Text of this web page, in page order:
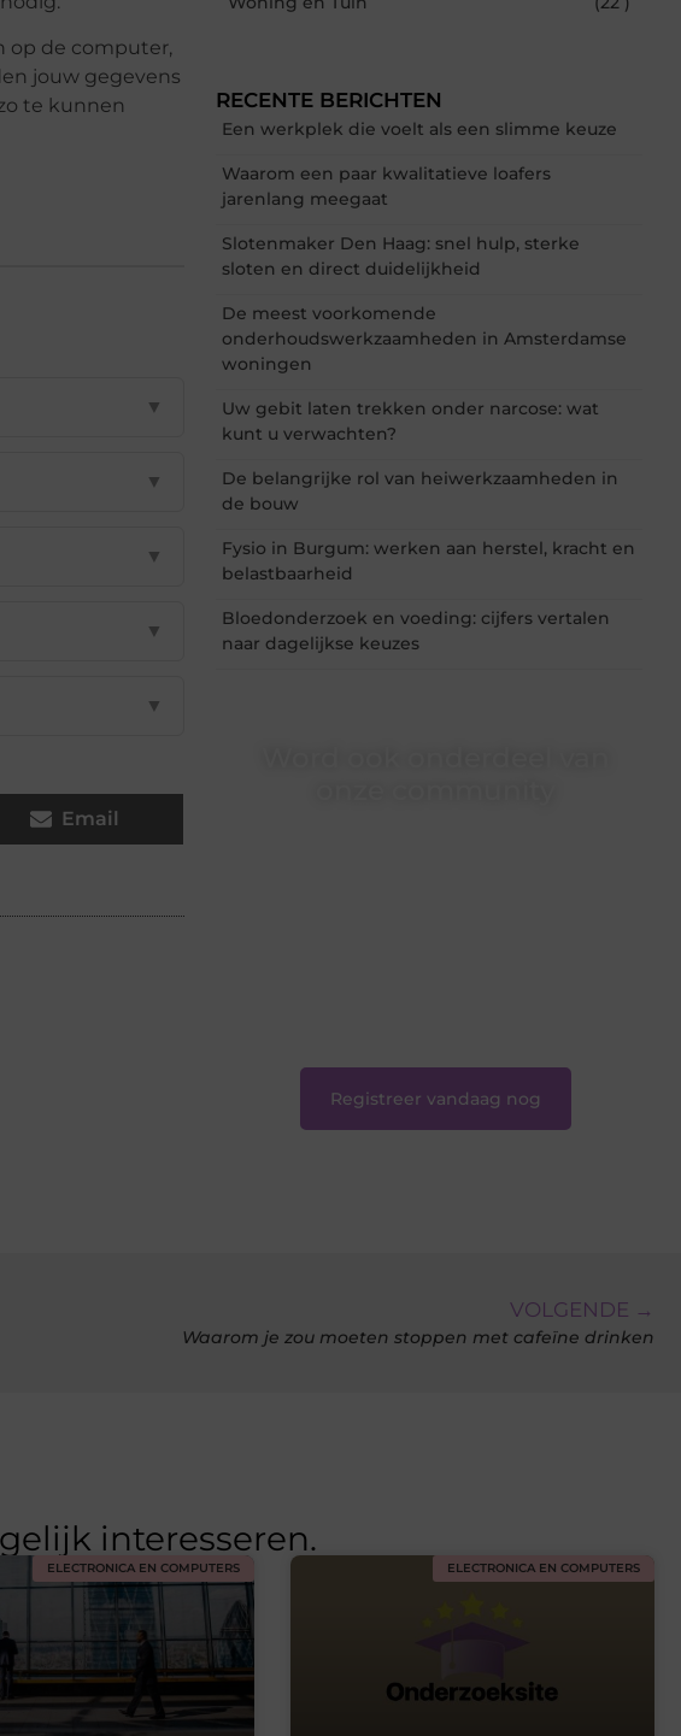
op de computer,
jouw gegevens
te kunnen
▼
▼
▼
▼
▼
Email
RECENTE BERICHTEN
Een werkplek die voelt als een slimme keuze
Waarom een paar kwalitatieve loafers
jarenlang meegaat
Slotenmaker Den Haag: snel hulp, sterke
sloten en direct duidelijkheid
De meest voorkomende
onderhoudswerkzaamheden in Amsterdamse
woningen
Uw gebit laten trekken onder narcose: wat
kunt u verwachten?
De belangrijke rol van heiwerkzaamheden in
de bouw
Fysio in Burgum: werken aan herstel, kracht en
belastbaarheid
Bloedonderzoek en voeding: cijfers vertalen
naar dagelijkse keuzes
Registreer vandaag nog
VOLGENDE →
Waarom je zou moeten stoppen met cafeïne drinken
interesseren.
ELECTRONICA EN COMPUTERS ELECTRONICA EN COMPUTERS